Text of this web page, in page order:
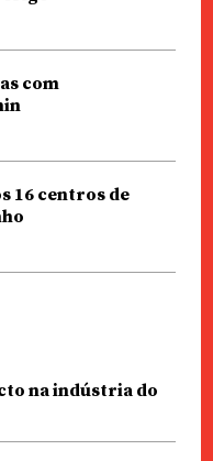
com
16 centros de
na indústria do